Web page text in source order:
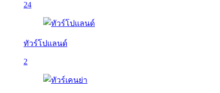
24
ทัวร์โปแลนด์
2